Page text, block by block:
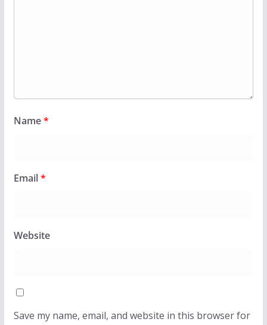
Name*
Email*
Website
Save my name, email, and website in this browser for